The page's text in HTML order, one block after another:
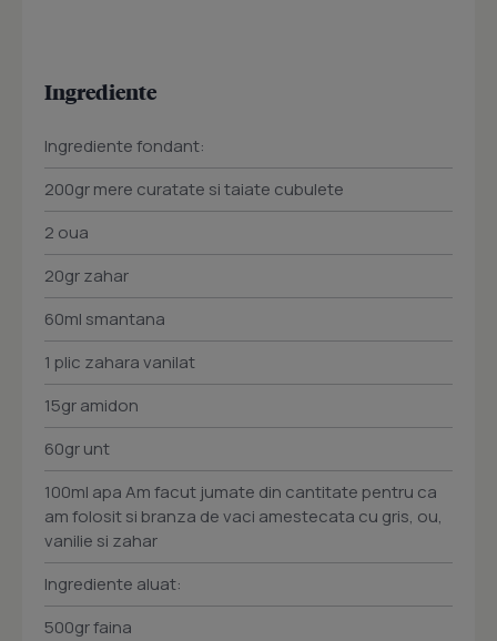
Ingrediente
Ingrediente fondant:
200gr mere curatate si taiate cubulete
2 oua
20gr zahar
60ml smantana
1 plic zahara vanilat
15gr amidon
60gr unt
100ml apa Am facut jumate din cantitate pentru ca
am folosit si branza de vaci amestecata cu gris, ou,
vanilie si zahar
Ingrediente aluat:
500gr faina